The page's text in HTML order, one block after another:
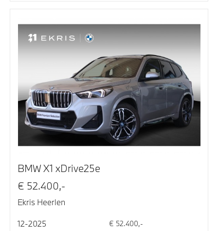
BMW X1 xDrive25e
€ 52.400,-
Ekris Heerlen
12-2025 € 52.400,-